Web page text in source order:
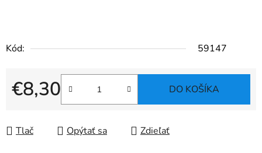
Kód: 59147
€8,30
Jednotková cena:
DO KOŠÍKA
Tlač Opýtať sa Zdieľať